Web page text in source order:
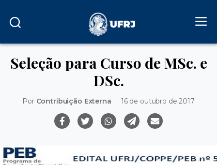
Seleção para Curso de MSc. e
DSc.
Por Contribuição Externa 16 de outubro de 2017